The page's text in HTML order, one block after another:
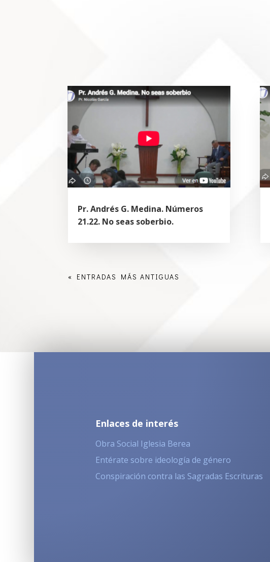
Pr. Andrés G. Medina. Números
21.22. No seas soberbio.
« ENTRADAS MÁS ANTIGUAS
Enlaces de interés
Obra Social Iglesia Berea
Entérate sobre ideología de género
Conspiración contra las Sagradas Escrituras